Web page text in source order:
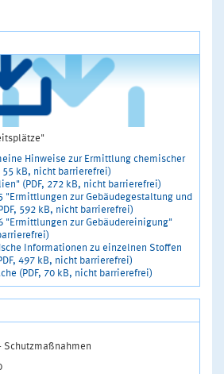
Hinweise zur Ermittlung chemischer
55 kB, nicht barrierefrei)
(PDF, 272 kB, nicht barrierefrei)
"Ermittlungen zur Gebäudegestaltung und
592 kB, nicht barrierefrei)
"Ermittlungen zur Gebäudereinigung"
Informationen zu einzelnen Stoffen
497 kB, nicht barrierefrei)
(PDF, 70 kB, nicht barrierefrei)
Schutzmaßnahmen